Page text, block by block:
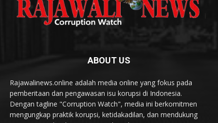
ABOUT US
Rajawalinews.online adalah media online yang fokus pada
pemberitaan dan pengawasan isu korupsi di Indonesia.
Dengan tagline "Corruption Watch", media ini berkomitmen
mengungkap praktik korupsi, ketidakadilan, dan mendukung